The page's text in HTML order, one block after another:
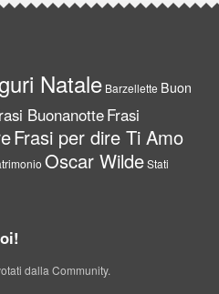
Natale Barzellette Buon
BuonanotteFrasi
Frasi per dire Ti Amo
Oscar WildeStati
dalla Community.